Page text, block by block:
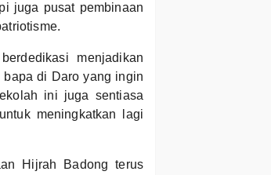
juga pusat pembinaan
menjadikan
di Daro yang ingin
ini juga sentiasa
meningkatkan lagi
Hijrah Badong terus